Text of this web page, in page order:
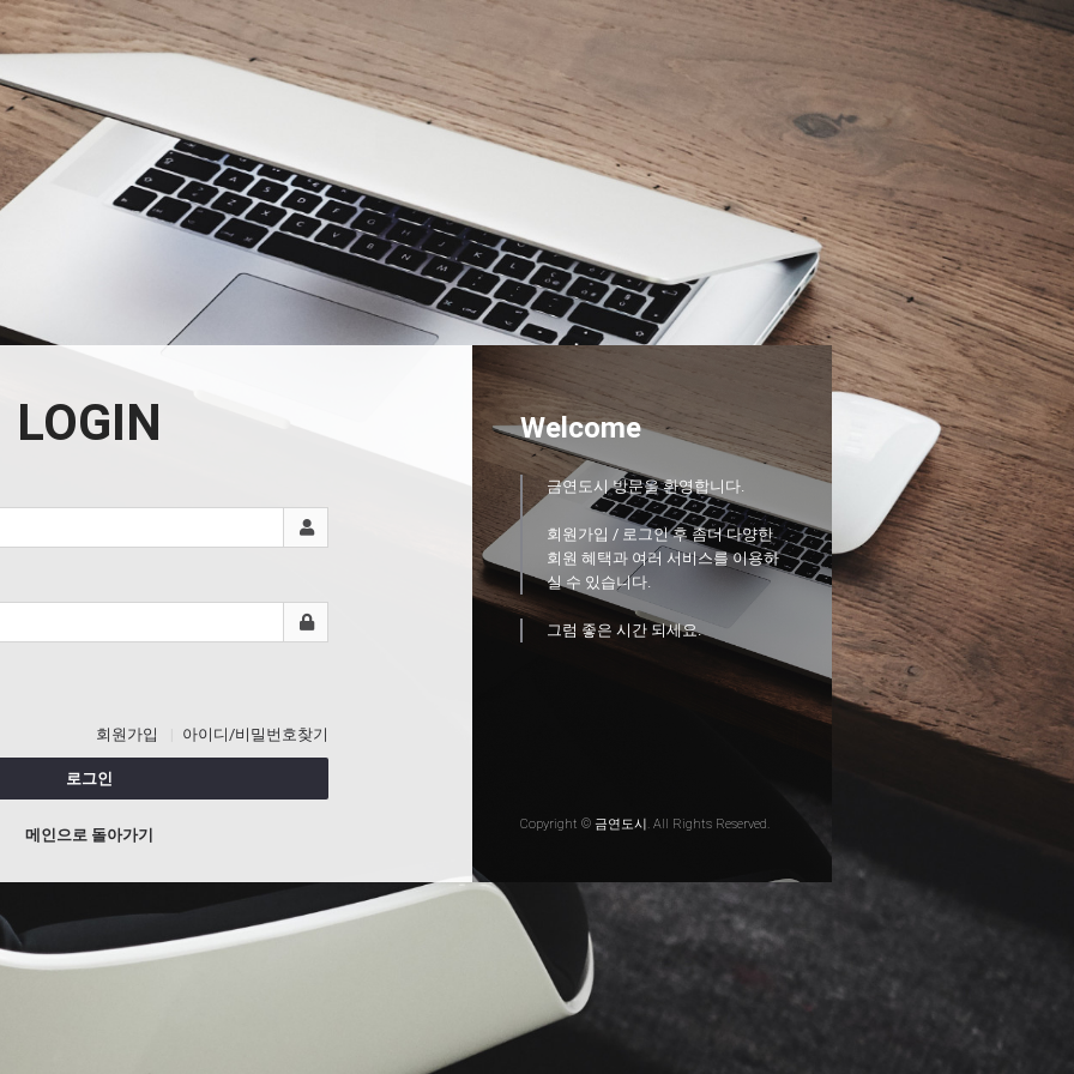
LOGIN
회원가입 아이디/비밀번호찾기
로그인
메인으로 돌아가기
Welcome
금연도시 방문을 환영합니다.
회원가입 / 로그인 후 좀더 다양한
회원 혜택과 여러 서비스를 이용하
실 수 있습니다.
그럼 좋은 시간 되세요.
Copyright © 금연도시. All Rights Reserved.